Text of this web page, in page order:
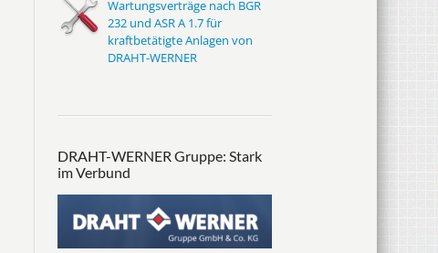
Wartungsverträge nach BGR
232 und ASR A 1.7 für
kraftbetätigte Anlagen von
DRAHT-WERNER
DRAHT-WERNER Gruppe: Stark
im Verbund